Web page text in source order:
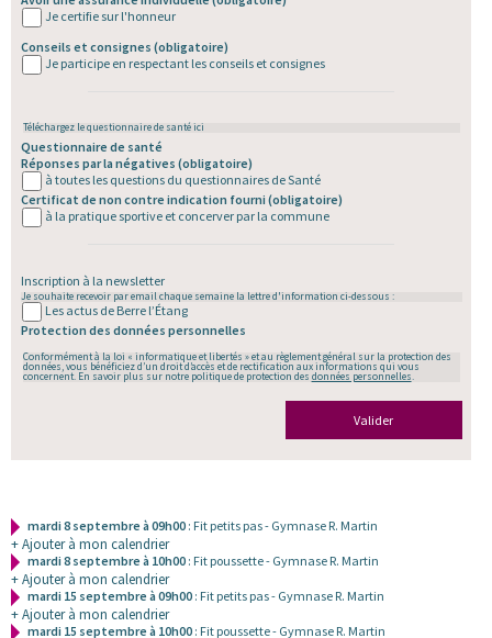
Je certifie sur l'honneur
Conseils et consignes (obligatoire)
Je participe en respectant les conseils et consignes
Téléchargez le questionnaire de santéici
Questionnaire de santé
Réponses par la négatives (obligatoire)
à toutes les questions du questionnaires de Santé
Certificat de non contre indication fourni(obligatoire)
à la pratique sportive et concerver par la commune
Inscription à la newsletter
Je souhaite recevoir par email chaque semaine la lettre d'information ci-dessous :
Les actus de Berre l’Étang
Protection des données personnelles
Conformément à la loi « informatique et libertés » et au règlement général sur la protection des
données, vous bénéficiez d’un droit d’accès et de rectification aux informations qui vous
concernent. En savoir plus sur notre politique de protection des données personnelles.
Valider
mardi 8 septembre à 09h00 : Fit petits pas - Gymnase R. Martin
+ Ajouter à mon calendrier
mardi 8 septembre à 10h00 : Fit poussette - Gymnase R. Martin
+ Ajouter à mon calendrier
mardi 15 septembre à 09h00 : Fit petits pas - Gymnase R. Martin
+ Ajouter à mon calendrier
mardi 15 septembre à 10h00 : Fit poussette - Gymnase R. Martin